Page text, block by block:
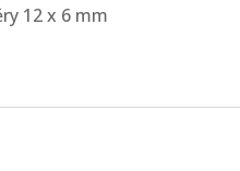
12 x 6 mm